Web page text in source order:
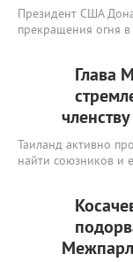
Президент США
прекращения огня
Глава
Таиланд активно
найти союзников и